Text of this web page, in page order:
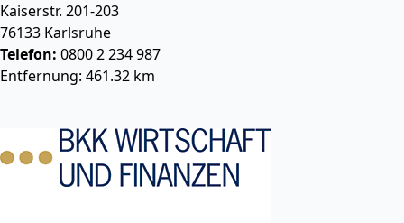
Kaiserstr. 201-203
76133 Karlsruhe
Telefon: 0800 2 234 987
Entfernung: 461.32 km